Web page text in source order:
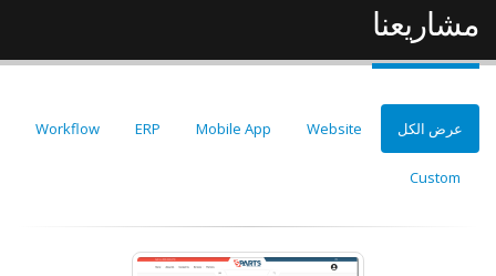
مشاريعنا
عرض الكل Website
Mobile App
ERP
Workflow
Custom